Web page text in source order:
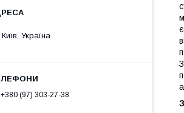
Київ, Україна
+380 (97) 303-27-38